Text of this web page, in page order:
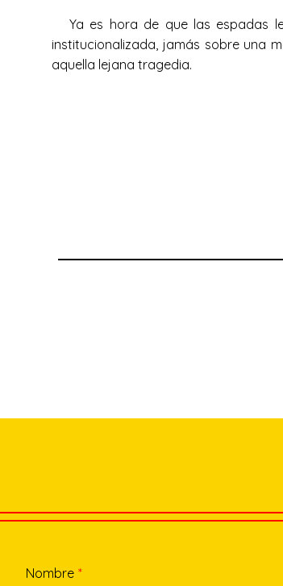
Ya es hora de que las espadas
institucionalizada, jamás sobre una
aquella lejana tragedia.
Nombre *